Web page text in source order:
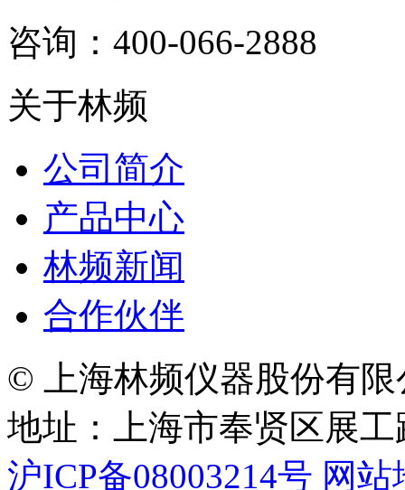
咨询：400-066-2888
关于林频
公司简介
产品中心
林频新闻
合作伙伴
© 上海林频仪器股份有限
地址：上海市奉贤区展工
沪ICP备08003214号 网站